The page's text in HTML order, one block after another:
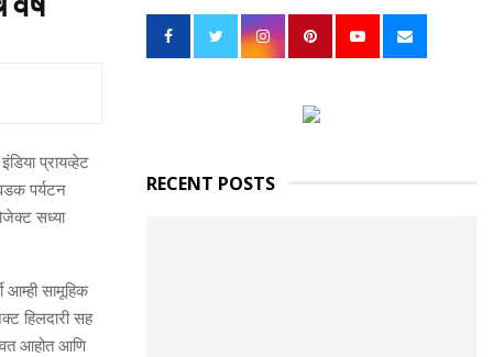
प्रायव्हेट
पर्यटन
सध्या
आम्ही सामूहिक
हिलदारीसह
आहोत आणि
o
RECENT POSTS